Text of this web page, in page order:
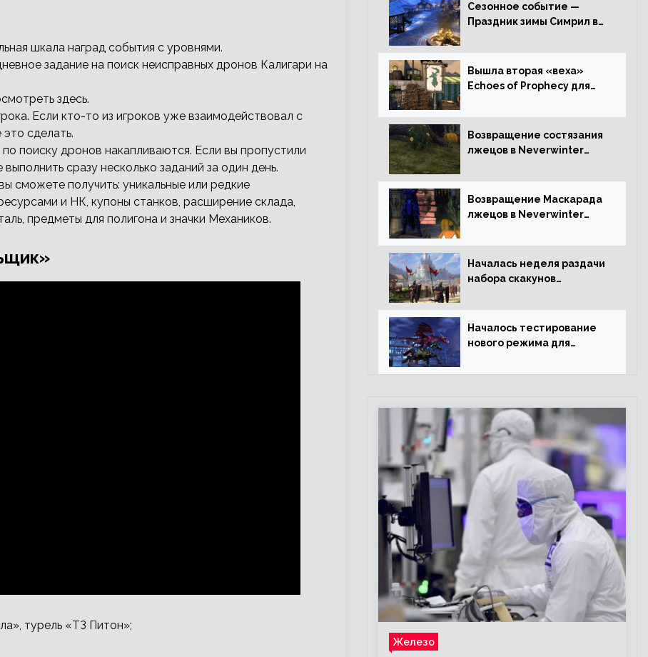
шкала наград события с уровнями.
задание на поиск неисправных дронов Калигари на
здесь.
Если кто-то из игроков уже взаимодействовал с
сделать.
поиску дронов накапливаются. Если вы пропустили
сразу несколько заданий за один день.
сможете получить: уникальные или редкие
и НК, купоны станков, расширение склада,
предметы для полигона и значки Механиков.
турель «ТЗ Питон»;
Сезонное событие —
Праздник зимы Симрил в
Вышла вторая «веха»
Echoes of Prophecy для
Возвращение состязания
лжецов в Neverwinter
Возвращение Маскарада
лжецов в Neverwinter
Началась неделя раздачи
набора скакунов
Началось тестирование
нового режима для
Neverwinter online
Железо